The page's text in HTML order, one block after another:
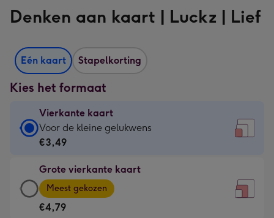
Denken aan kaart | Luckz | Lief
Eén kaart Stapelkorting
Kies het formaat
Vierkante kaart
Vierkante
kaart
€3,49
-
Voor
Voor de kleine gelukwens
€3,49
Grote vierkante kaart
Grote
vierkante
kaart
Meest gekozen
€4,79